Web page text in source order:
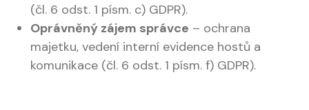
(čl. 6 odst. 1 písm. c) GDPR).
Oprávněný zájem správce – ochrana
majetku, vedení interní evidence hostů a
komunikace (čl. 6 odst. 1 písm. f) GDPR).